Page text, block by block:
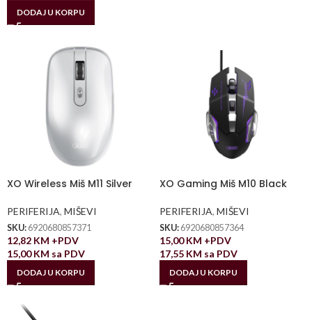
DODAJ U KORPU
XO Wireless Miš M11 Silver
PERIFERIJA, MIŠEVI
SKU: 6920680857371
12,82 KM +PDV
15,00KM sa PDV
DODAJ U KORPU
XO Gaming Miš M10 Black
PERIFERIJA, MIŠEVI
SKU: 6920680857364
15,00KM +PDV
17,55 KM sa PDV
DODAJ U KORPU